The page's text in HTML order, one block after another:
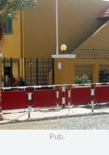
Pub.